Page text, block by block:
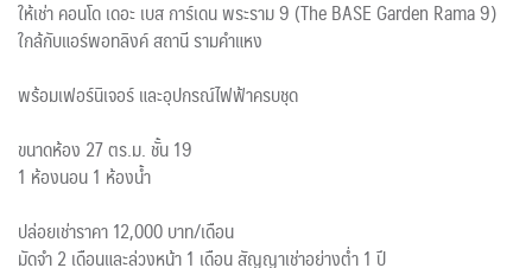
ให้เช่า คอนโด เดอะ เบส การ์เดน พระราม 9 (The BASE Garden Rama 9)
ใกล้กับแอร์พอทลิงค์ สถานี รามคำแหง
พร้อมเฟอร์นิเจอร์ และอุปกรณ์ไฟฟ้าครบชุด
ขนาดห้อง 27 ตร.ม. ชั้น 19
1 ห้องนอน 1 ห้องน้ำ
ปล่อยเช่าราคา 12,000 บาท/เดือน
มัดจำ 2 เดือนและล่วงหน้า 1 เดือน สัญญาเช่าอย่างต่ำ 1 ปี